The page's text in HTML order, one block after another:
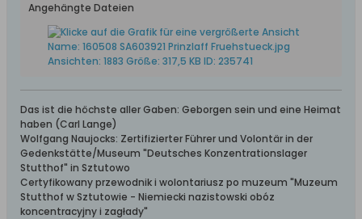
Angehängte Dateien
Das ist die höchste aller Gaben: Geborgen sein und eine Heimat
haben (Carl Lange)
Wolfgang Naujocks: Zertifizierter Führer und Volontär in der
Gedenkstätte/Museum "Deutsches Konzentrationslager
Stutthof" in Sztutowo
Certyfikowany przewodnik i wolontariusz po muzeum "Muzeum
Stutthof w Sztutowie - Niemiecki nazistowski obóz
koncentracyjny i zagłady"